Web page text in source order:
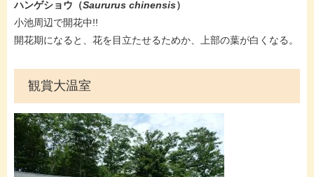
ハンゲショウ（Saururus chinensis）
​小池周辺で開花中!!
​開花期になると、花を目立たせるためか、上部の葉が白くなる。
観賞大温室